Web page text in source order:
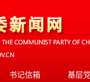
书记信箱 基层